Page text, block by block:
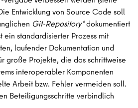
Entwicklung von Source Code soll
Git-Repository*dokumentiert
ein standardisierter Prozess mit
laufender Dokumentation und
große Projekte, die das schrittweise
interoperabler Komponenten
Arbeit bzw. Fehler vermeiden soll.
Beteiligungsschritte verbindlich